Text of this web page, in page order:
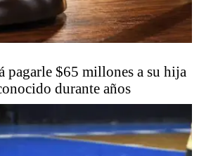
pagarle $65 millones a su hija
durante años